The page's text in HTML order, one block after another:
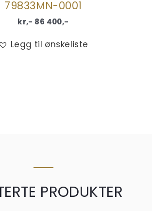
79833MN-0001
kr,- 86 400,-
Legg til ønskeliste
PRODUKTER